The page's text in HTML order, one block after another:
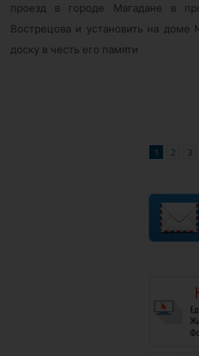
проезд в городе Магадане в
Вострецова и установить на
доску в честь его памяти
1 2 3